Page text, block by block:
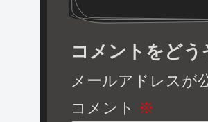
コメントをどう
メールアドレスが
コメント ※